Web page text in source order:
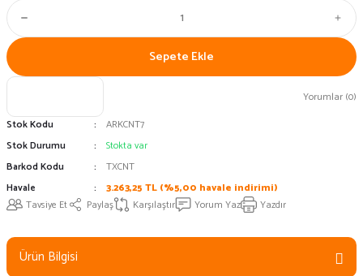
Yorumlar (0)
Stok Kodu
ARKCNT7
Stok Durumu
Stokta var
Barkod Kodu
TXCNT
Havale
3.263,25 TL (%5,00 havale indirimi)
Sepete Ekle
Tavsiye Et Paylaş Karşılaştır Yorum Yaz Yazdır
Ürün Bilgisi